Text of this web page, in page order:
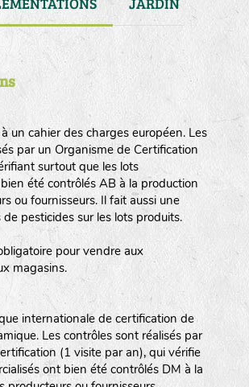
un cahier des charges européen. Les
par un Organisme de Certification
surtout que les lots
été contrôlés AB à la production
ou fournisseurs. Il fait aussi une
pesticides sur les lots produits.
pour vendre aux
magasins.
internationale de certification de
Les contrôles sont réalisés par
(1 visite par an), qui vérifie
ont bien été contrôlés DM à la